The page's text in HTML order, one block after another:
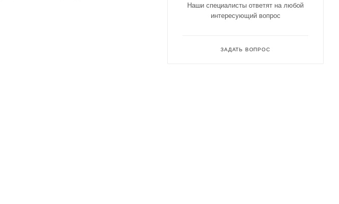
Наши специалисты ответят на любой
интересующий вопрос
ЗАДАТЬ ВОПРОС